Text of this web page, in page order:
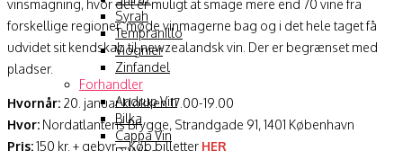
Syrah
Tempranillo
Viognier
Zinfandel
Forhandler
Andrup Vin
Bilka
Cappa Vin
vinsmagning, hvor det er muligt at smage mere end 70 vine fra
forskellige regioner, møde vinmagerne bag og i det hele taget få
udvidet sit kendskab til newzealandsk vin. Der er begrænset med
pladser.
Hvornår: 20. januar klokken 17.00-19.00
Hvor: Nordatlantens Brygge, Strandgade 91, 1401 København
Pris:150 kr. + gebyr – Køb billetter HER